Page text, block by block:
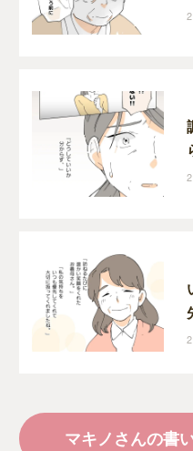
マキノさんの書